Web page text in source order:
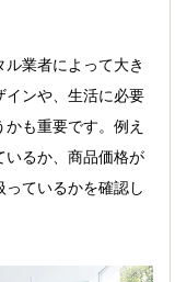
業者によって大き
インや、生活に必要
も重要です。例え
いるか、商品価格が
ているかを確認し